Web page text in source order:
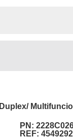
PN:
REF: